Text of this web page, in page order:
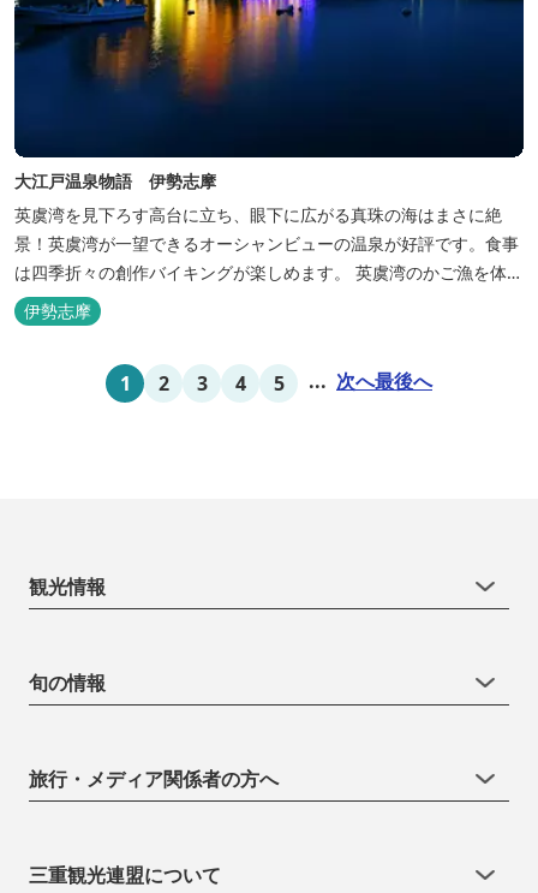
大江戸温泉物語 伊勢志摩
英虞湾を見下ろす高台に立ち、眼下に広がる真珠の海はまさに絶
景！英虞湾が一望できるオーシャンビューの温泉が好評です。食事
は四季折々の創作バイキングが楽しめます。 英虞湾のかご漁を体験
できるクルーズ船は毎日運行しており、漁で獲れた魚を食べること
もできます。
伊勢志摩
1 2 3 4 5 ... 次へ最後へ
観光情報
旬の情報
旅行・メディア関係者の方へ
三重観光連盟について